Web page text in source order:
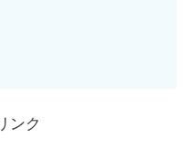
ンク